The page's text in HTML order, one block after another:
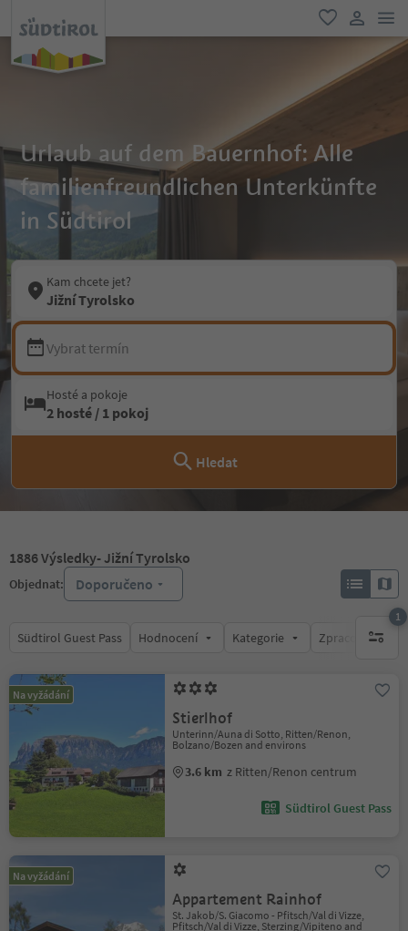
oblíbené
Urlaub auf dem Bauernhof: Alle
familienfreundlichen Unterkünfte
in Südtirol
Kam chcete jet?
Jižní Tyrolsko
Vybrat termín
Hosté a pokoje
2 hosté / 1 pokoj
Hledat
1886Výsledky- Jižní Tyrolsko
Objednat: Doporučeno
Südtirol Guest Pass Hodnocení Kategorie Zpracovává
1
1
Na vyžádání
Stierlhof
Unterinn/Auna di Sotto, Ritten/Renon,
Bolzano/Bozen and environs
3.6 km z Ritten/Renon centrum
Südtirol Guest Pass
Na vyžádání
Appartement Rainhof
St. Jakob/S. Giacomo - Pfitsch/Val di Vizze,
Pfitsch/Val di Vizze, Sterzing/Vipiteno and